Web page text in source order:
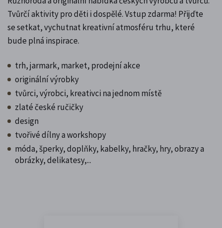
Tvůrčí aktivity pro děti i dospělé. Vstup zdarma! Přijďte
se setkat, vychutnat kreativní atmosféru trhu, které
bude plná inspirace.
trh, jarmark, market, prodejní akce
originální výrobky
tvůrci, výrobci, kreativci na jednom místě
zlaté české ručičky
design
tvořivé dílny a workshopy
móda, šperky, doplňky, kabelky, hračky, hry, obrazy a
obrázky, delikatesy,...